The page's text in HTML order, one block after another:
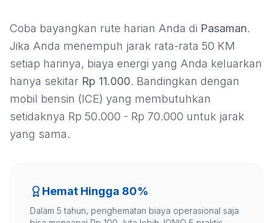
Coba bayangkan rute harian Anda di Pasaman.
Jika Anda menempuh jarak rata-rata 50 KM
setiap harinya, biaya energi yang Anda keluarkan
hanya sekitar Rp 11.000. Bandingkan dengan
mobil bensin (ICE) yang membutuhkan
setidaknya Rp 50.000 - Rp 70.000 untuk jarak
yang sama.
Hemat Hingga 80%
Dalam 5 tahun, penghematan biaya operasional saja